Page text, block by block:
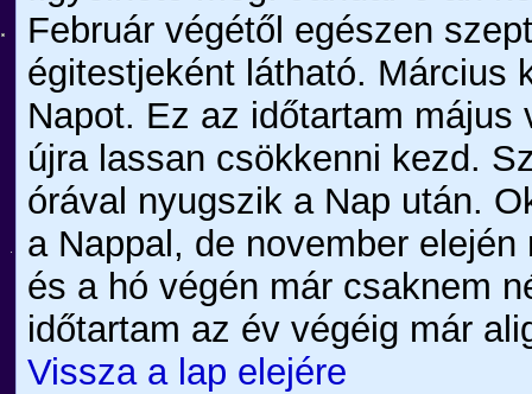
Február végétől egészen
égitestjeként látható. Március
Napot. Ez az időtartam
újra lassan csökkenni kezd.
órával nyugszik a Nap után.
a Nappal, de november
és a hó végén már csaknem
időtartam az év végéig már
Vissza a lap elejére